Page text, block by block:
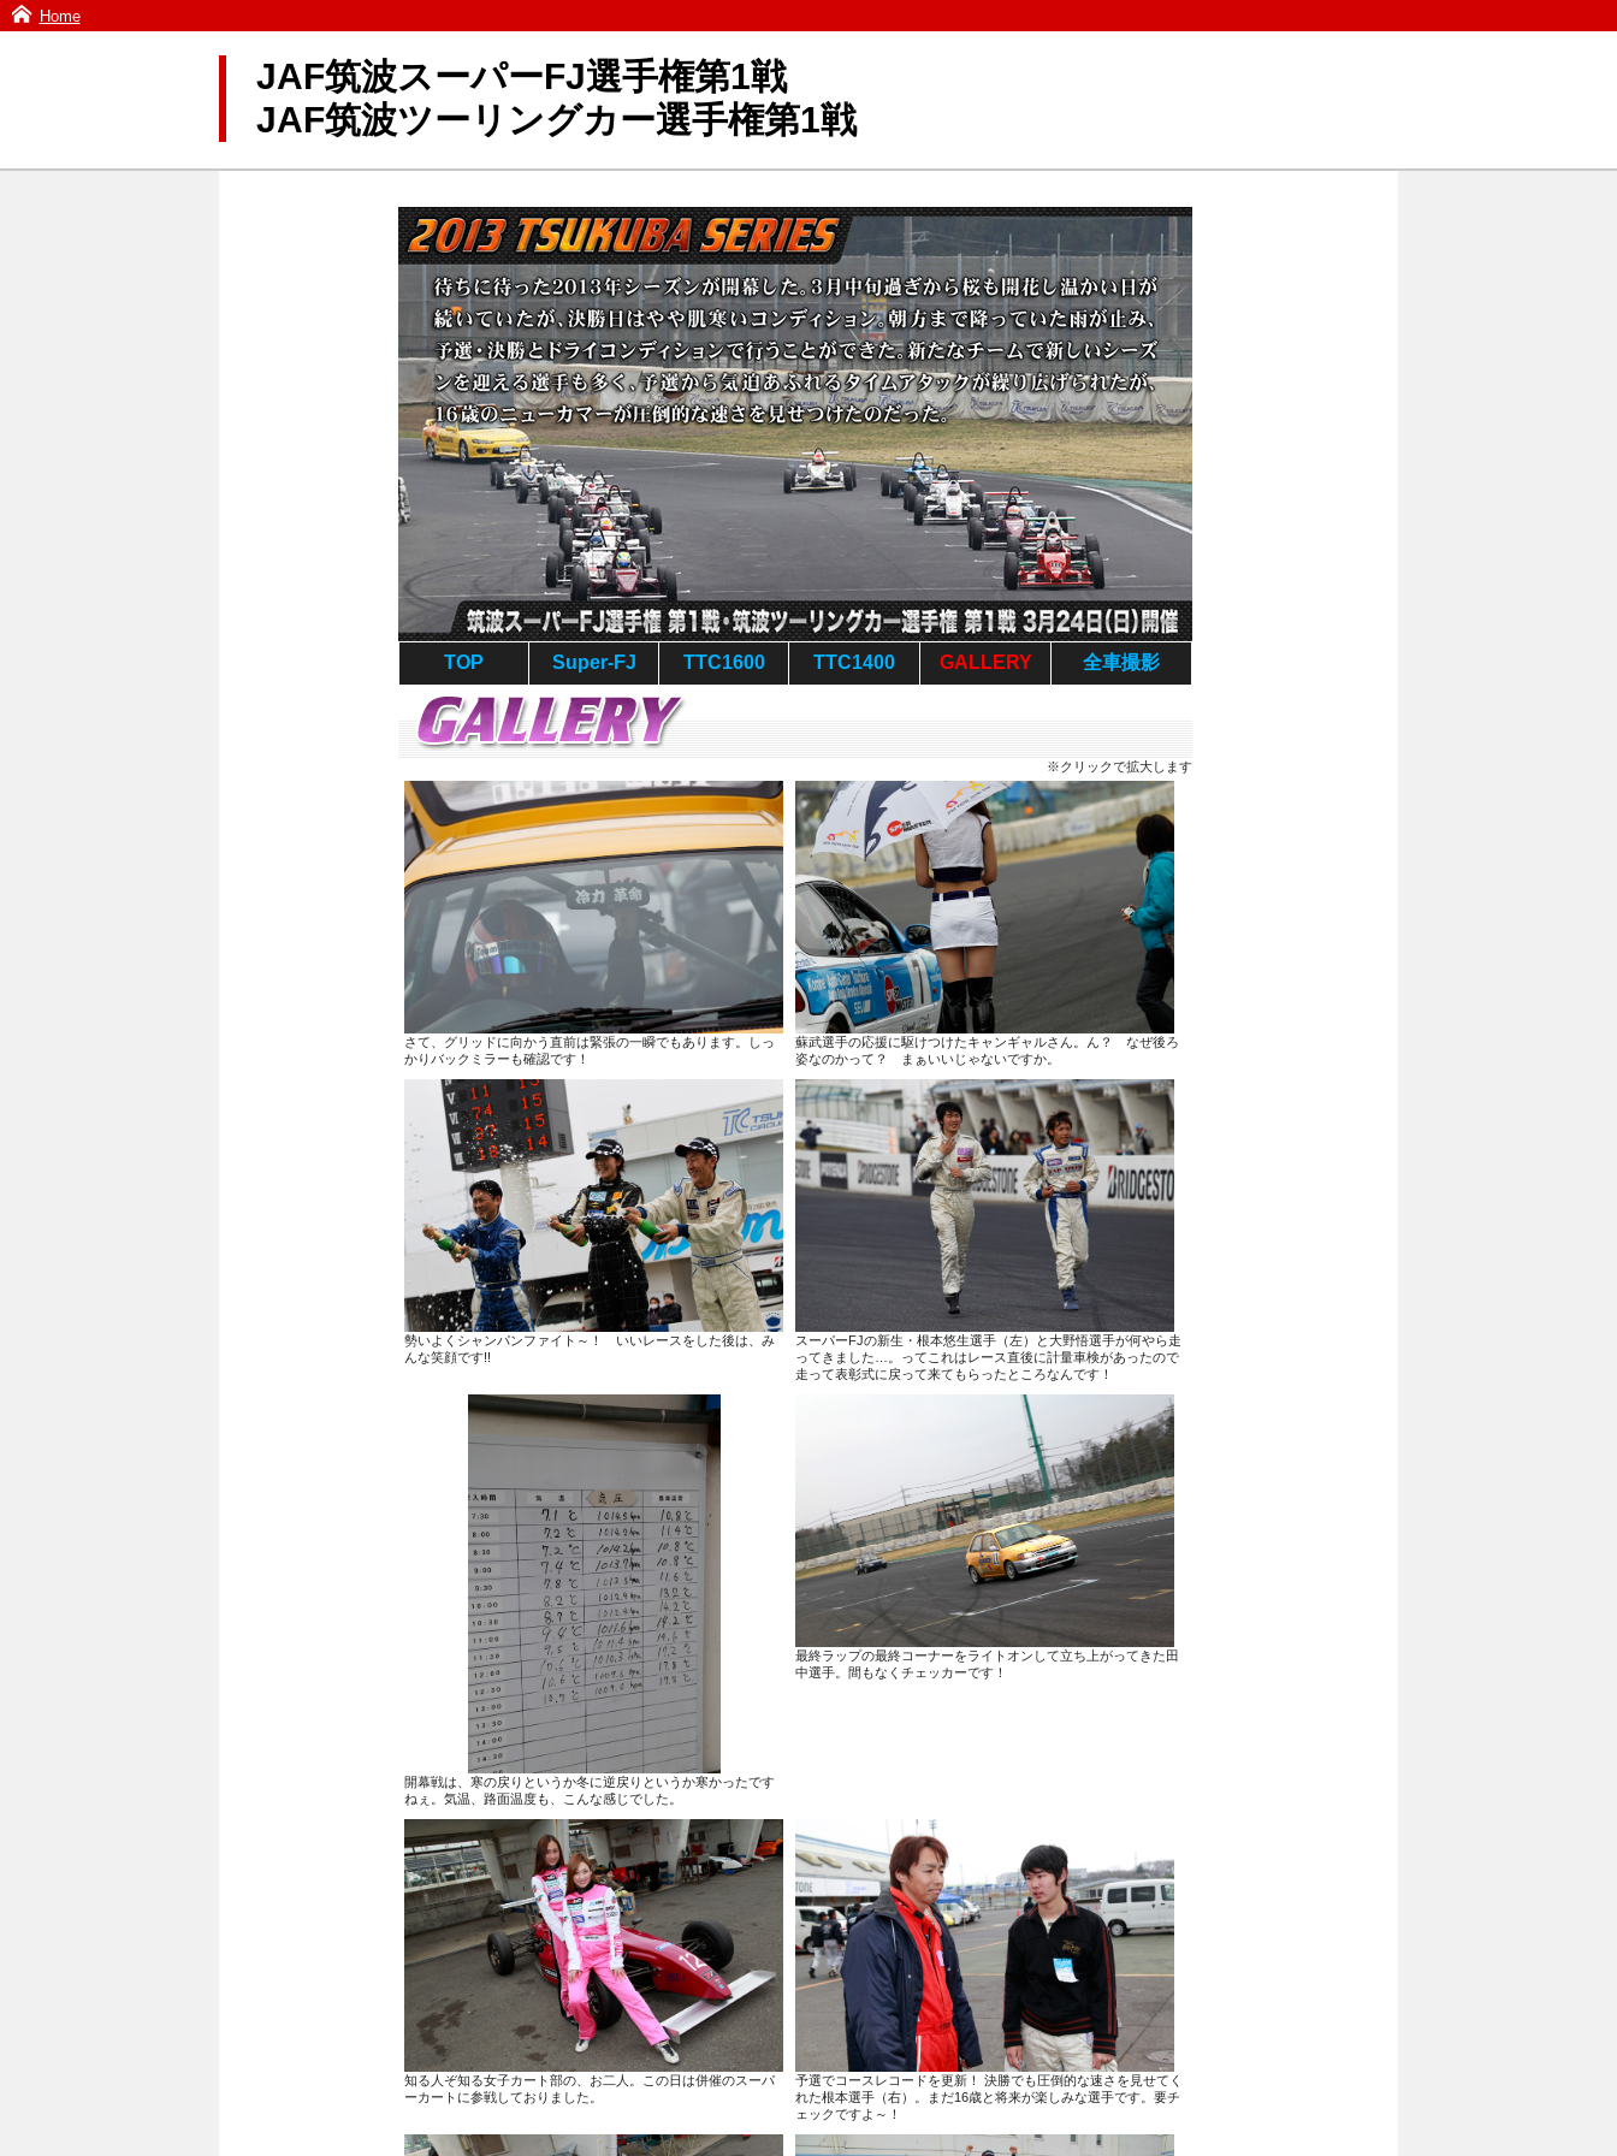
Home
JAF筑波スーパーFJ選手権第1戦
JAF筑波ツーリングカー選手権第1戦
TOP Super-FJ TTC1600 TTC1400 GALLERY 全車撮影
※クリックで拡大します
さて、グリッドに向かう直前は緊張の一瞬でもあります。しっ
かりバックミラーも確認です！
蘇武選手の応援に駆けつけたキャンギャルさん。ん？ なぜ後ろ
姿なのかって？ まぁいいじゃないですか。
勢いよくシャンパンファイト～！ いいレースをした後は、み
んな笑顔です!!
スーパーFJの新生・根本悠生選手（左）と大野悟選手が何やら走
ってきました…。ってこれはレース直後に計量車検があったので
走って表彰式に戻って来てもらったところなんです！
開幕戦は、寒の戻りというか冬に逆戻りというか寒かったです
ねぇ。気温、路面温度も、こんな感じでした。
最終ラップの最終コーナーをライトオンして立ち上がってきた田
中選手。間もなくチェッカーです！
知る人ぞ知る女子カート部の、お二人。この日は併催のスーパ
ーカートに参戦しておりました。
予選でコースレコードを更新！ 決勝でも圧倒的な速さを見せてく
れた根本選手（右）。まだ16歳と将来が楽しみな選手です。要チ
ェックですよ～！